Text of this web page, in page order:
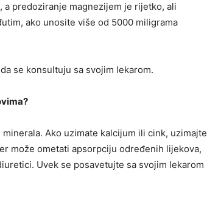
a predoziranje magnezijem je rijetko, ali
ako unosite više od 5000 miligrama
se konsultuju sa svojim lekarom.
Ako uzimate kalcijum ili cink, uzimajte
može ometati apsorpciju određenih lijekova,
Uvek se posavetujte sa svojim lekarom